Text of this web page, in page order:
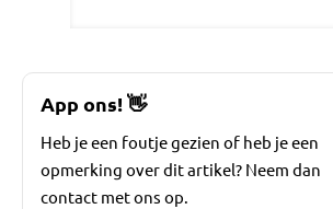
App ons! 👋
Heb je een foutje gezien of heb je een
opmerking over dit artikel? Neem dan
contact met ons op.